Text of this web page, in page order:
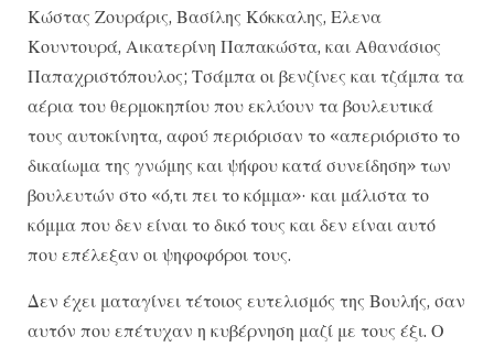
Κώστας Ζουράρις, Βασίλης Κόκκαλης, Ελενα
Κουντουρά, Αικατερίνη Παπακώστα, και Αθανάσιος
Παπαχριστόπουλος; Τσάμπα οι βενζίνες και τζάμπα τα
αέρια του θερμοκηπίου που εκλύουν τα βουλευτικά
τους αυτοκίνητα, αφού περιόρισαν το «απεριόριστο το
δικαίωμα της γνώμης και ψήφου κατά συνείδηση» των
βουλευτών στο «ό,τι πει το κόμμα»· και μάλιστα το
κόμμα που δεν είναι το δικό τους και δεν είναι αυτό
που επέλεξαν οι ψηφοφόροι τους.
Δεν έχει ματαγίνει τέτοιος ευτελισμός της Βουλής, σαν
αυτόν που επέτυχαν η κυβέρνηση μαζί με τους έξι. Ο